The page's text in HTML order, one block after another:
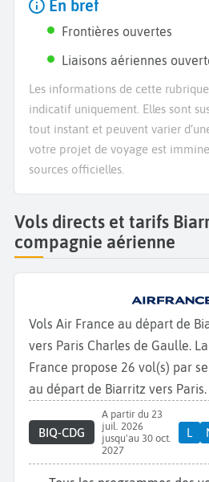
En bref
Frontières ouvertes
Liaisons aériennes
Les informations de cette
indicatif uniquement. Elles sont
tout instant et peuvent varier
votre projet de voyage est
sources officielles.
Vols directs et tarifs
compagnie aérienne
Vols Air France au départ de
vers Paris Charles de Gaulle.
France propose 26 vol(s) par
au départ de Biarritz vers Paris.
BIQ-CDG
A partir du 23
juil. 2026
jusqu'au 30 oct.
2027
L